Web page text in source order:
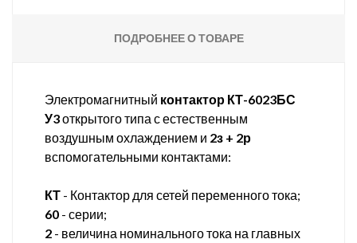
ПОДРОБНЕЕ О ТОВАРЕ
Электромагнитный контактор КТ-6023БС
У3открытого типа с естественным
воздушным охлаждением и 2з + 2р
вспомогательными контактами:
КТ - Контактор для сетей переменного тока;
60 - серии;
2 - величина номинального тока на главных